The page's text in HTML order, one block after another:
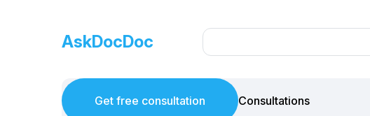
AskDocDoc
Get free consultation Consultations